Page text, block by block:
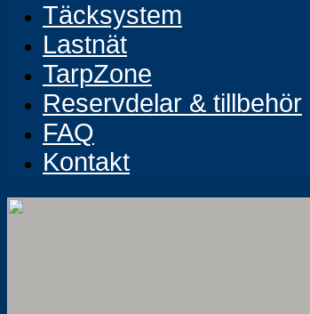
Täcksystem
Lastnät
TarpZone
Reservdelar & tillbehör
FAQ
Kontakt